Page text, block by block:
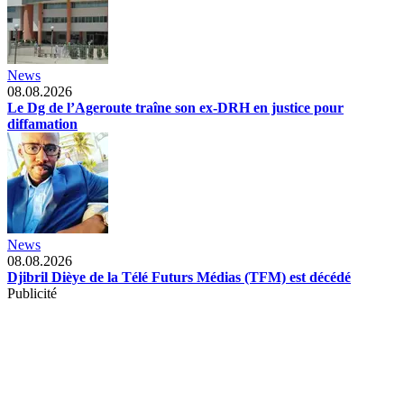
News
08.08.2026
Le Dg de l’Ageroute traîne son ex-DRH en justice pour
diffamation
News
08.08.2026
Djibril Dièye de la Télé Futurs Médias (TFM) est décédé
Publicité